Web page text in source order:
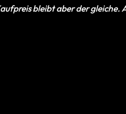
bleibt aber der